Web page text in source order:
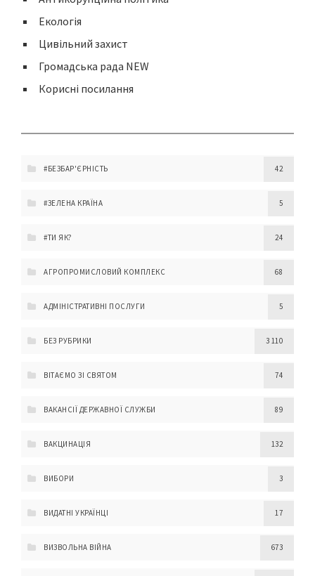
Екологія
Цивільний захист
Громадська рада NEW
Корисні посилання
#БЕЗБАР'ЄРНІСТЬ 42
#ЗЕЛЕНА КРАЇНА 5
#ТИ ЯК? 24
АГРОПРОМИСЛОВИЙ КОМПЛЕКС 68
АДМІНІСТРАТИВНІ ПОСЛУГИ 5
БЕЗ РУБРИКИ 3 110
ВІТАЄМО ЗІ СВЯТОМ 74
ВАКАНСІЇ ДЕРЖАВНОЇ СЛУЖБИ 89
ВАКЦИНАЦІЯ 132
ВИБОРИ 3
ВИДАТНІ УКРАЇНЦІ 17
ВИЗВОЛЬНА ВІЙНА 673